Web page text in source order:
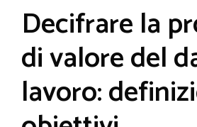
Decifrare la
di valore del
lavoro: